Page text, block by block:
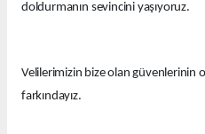
doldurmanın sevincini yaşıyoruz.
Velilerimizin bize olan güvenlerinin
farkındayız.